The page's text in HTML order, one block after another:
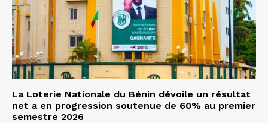
La Loterie Nationale du Bénin dévoile un résultat
net a en progression soutenue de 60% au premier
semestre 2026